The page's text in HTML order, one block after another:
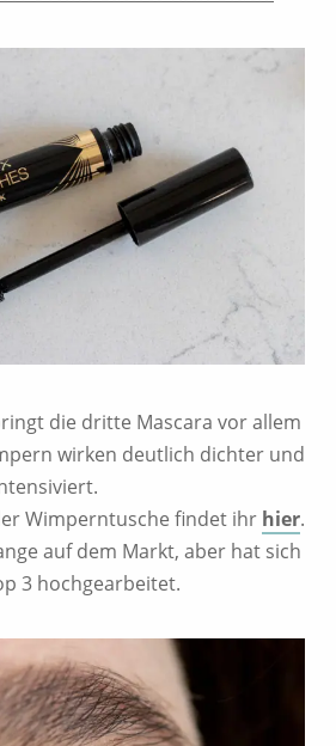
die dritte Mascara vor allem
wirken deutlich dichter und
Wimperntusche findet ihr hier.
auf dem Markt, aber hat sich
3 hochgearbeitet.